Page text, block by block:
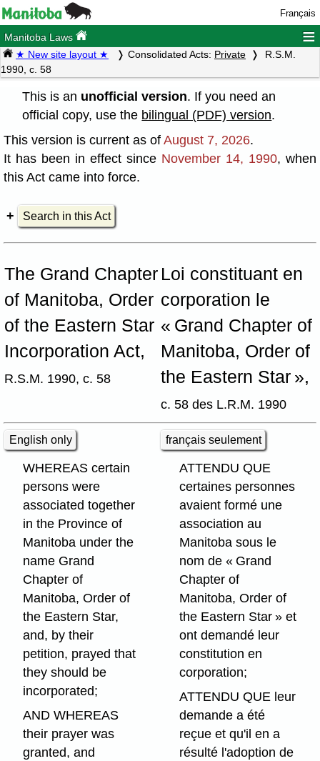
Français
Manitoba Laws ≡
★ New site layout ★ Consolidated Acts: Private
R.S.M.
1990, c. 58
This is an unofficial version. If you need an
official copy, use the bilingual (PDF) version.
This version is current as of August 7, 2026.
It has been in effect since November 14, 1990, when
this Act came into force.
Search in this Act
The Grand Chapter
of Manitoba, Order
of the Eastern Star
Incorporation Act,
R.S.M. 1990, c. 58
Loi constituant en
corporation le
« Grand Chapter of
Manitoba, Order of
the Eastern Star »,
c. 58 des L.R.M. 1990
English only français seulement
WHEREAS certain
persons were
associated together
in the Province of
Manitoba under the
name Grand
Chapter of
Manitoba, Order of
the Eastern Star,
and, by their
petition, prayed that
they should be
incorporated;
AND WHEREAS
their prayer was
granted, and
ATTENDU QUE
certaines personnes
avaient formé une
association au
Manitoba sous le
nom de « Grand
Chapter of
Manitoba, Order of
the Eastern Star » et
ont demandé leur
constitution en
corporation;
ATTENDU QUE leur
demande a été
reçue et qu'il en a
résulté l'adoption de